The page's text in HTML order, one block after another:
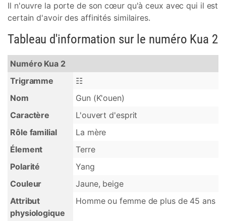
Il n'ouvre la porte de son cœur qu'à ceux avec qui il est
certain d'avoir des affinités similaires.
Tableau d'information sur le numéro Kua 2
Numéro Kua 2
Trigramme
☷
Nom
Gun (K'ouen)
Caractère
L'ouvert d'esprit
Rôle familial
La mère
Élement
Terre
Polarité
Yang
Couleur
Jaune, beige
Attribut
physiologique
Homme ou femme de plus de 45 ans